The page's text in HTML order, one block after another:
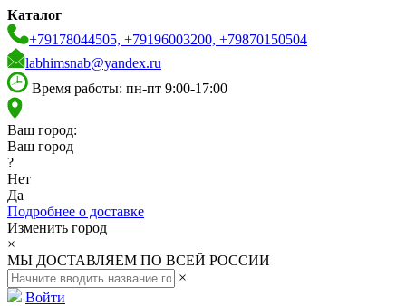
Каталог
+79178044505, +79196003200, +79870150504
labhimsnab@yandex.ru
Время работы: пн-пт 9:00-17:00
Ваш город:
Ваш город
?
Нет
Да
Подробнее о доставке
Изменить город
×
МЫ ДОСТАВЛЯЕМ ПО ВСЕЙ РОССИИ
×
Войти